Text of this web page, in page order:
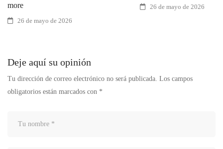
more
26 de mayo de 2026
26 de mayo de 2026
Deje aquí su opinión
Tu dirección de correo electrónico no será publicada. Los campos
obligatorios están marcados con *